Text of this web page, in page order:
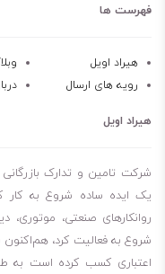
روغن کمپرسور هوا باکیفیت
پایداری حرارتی عالی
جداپذیری مطلوب روغن از آب
ارتعاشات کم
انتشار سریع کف
کنترل رهاسازی هوا
فهرست ها
هیراد اویل
رویه های ارسال
هیراد اویل
شرکت تامین و تدارک بازرگانی
یک ایده ساده شروع به کار
روانکارهای صنعتی،
شروع به فعالیت کرد، هم‌اکنون
اعتباری کسب کرده است به